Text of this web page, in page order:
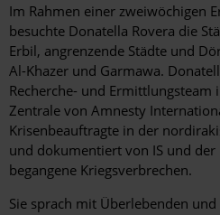
Im Rahmen einer zweiwöchigen
besuchte Donatella Rovera die
Erbil, angrenzende Städte und
Al-Khazer und Garmawa.
Recherche- und
Zentrale von Amnesty
Krisenbeauftragte in der
und dokumentiert von IS und der
begangene Kriegsverbrechen.
Sie sprach mit Überlebenden